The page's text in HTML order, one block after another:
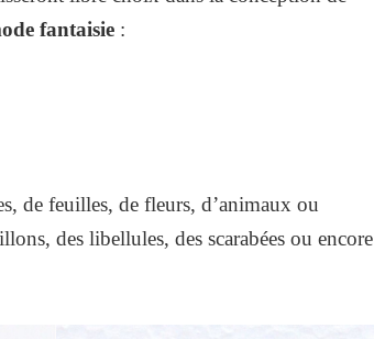
fantaisie :
de feuilles, de fleurs, d’animaux ou
des libellules, des scarabées ou encore